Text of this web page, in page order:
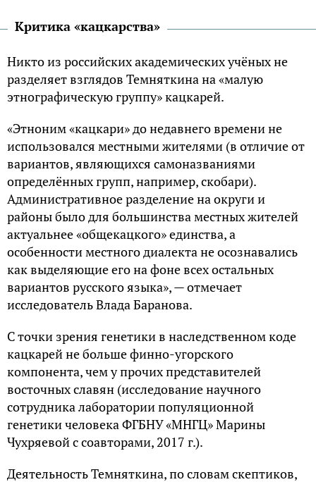
Критика «кацкарства»
Никто из российских академических учёных не
разделяет взглядов Темняткина на «малую
этнографическую группу» кацкарей.
«Этноним «кацкари» до недавнего времени не
использовался местными жителями (в отличие от
вариантов, являющихся самоназваниями
определённых групп, например, скобари).
Административное разделение на округи и
районы было для большинства местных жителей
актуальнее «общекацкого» единства, а
особенности местного диалекта не осознавались
как выделяющие его на фоне всех остальных
вариантов русского языка», — отмечает
исследователь Влада Баранова.
С точки зрения генетики в наследственном коде
кацкарей не больше финно-угорского
компонента, чем у прочих представителей
восточных славян (исследование научного
сотрудника лаборатории популяционной
генетики человека ФГБНУ «МНГЦ» Марины
Чухряевой с соавторами, 2017 г.).
Деятельность Темняткина, по словам скептиков,